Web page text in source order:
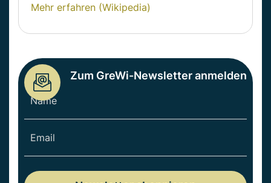
Mehr erfahren (Wikipedia)
Zum GreWi-Newsletter anmelden